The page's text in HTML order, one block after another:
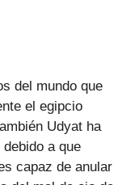
del mundo que
el egipcio
Udyat ha
a que
capaz de anular